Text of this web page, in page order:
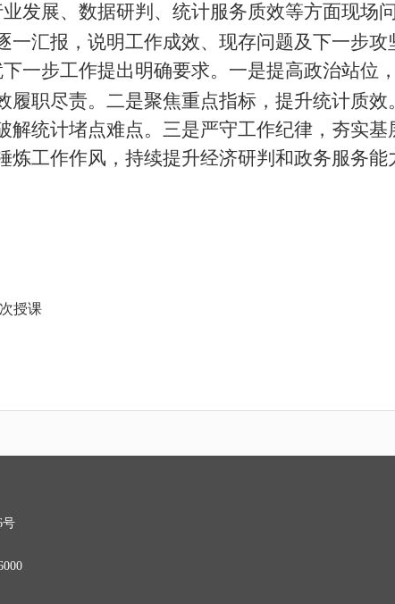
发展、数据研判、统计服务质效等方面现场
汇报，说明工作成效、现存问题及下一步攻
一步工作提出明确要求。一是提高政治站位
履职尽责。二是聚焦重点指标，提升统计质
解统计堵点难点。三是严守工作纪律，夯实基
炼工作作风，持续提升经济研判和政务服务
授课
号